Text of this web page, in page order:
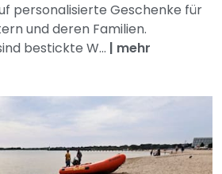
personalisierte Geschenke für
und deren Familien.
bestickte W... | mehr